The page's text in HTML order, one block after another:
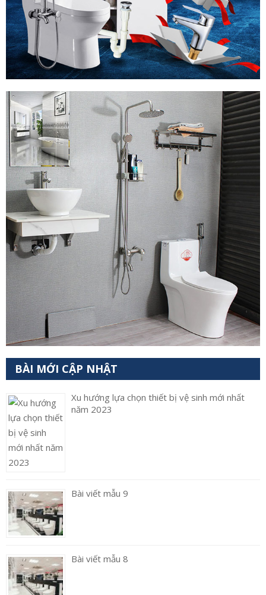
BÀI MỚI CẬP NHẬT
Xu hướng lựa chọn thiết bị vệ sinh mới nhất
năm 2023
Bài viết mẫu 9
Bài viết mẫu 8